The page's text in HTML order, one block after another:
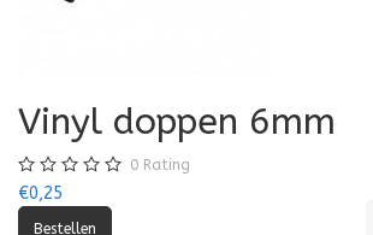
Vinyl doppen 6mm
0 Rating
€0,25